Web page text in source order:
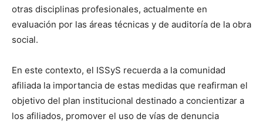
otras disciplinas profesionales, actualmente en
evaluación por las áreas técnicas y de auditoría de la obra
social.
En este contexto, el ISSyS recuerda a la comunidad
afiliada la importancia de estas medidas que reafirman el
objetivo del plan institucional destinado a concientizar a
los afiliados, promover el uso de vías de denuncia